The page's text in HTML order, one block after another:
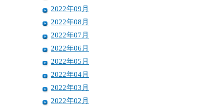
2022年09月
2022年08月
2022年07月
2022年06月
2022年05月
2022年04月
2022年03月
2022年02月